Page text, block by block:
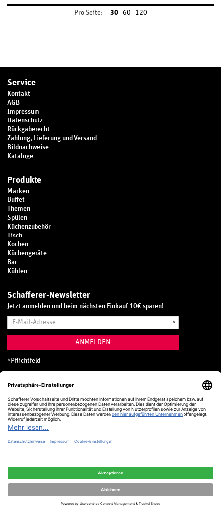
Pro Seite: 30 60 120
Service
Kontakt
AGB
Impressum
Datenschutz
Rückgaberecht
Zahlung, Lieferung und Versand
Bildnachweise
Kataloge
Produkte
Marken
Buffet
Themen
Spülen
Küchenzubehör
Tisch
Kochen
Küchengeräte
Bar
Kühlen
Schafferer-Newsletter
Jetzt anmelden und beim nächsten Einkauf 10€ sparen!
Mail-
*
ANMELDEN
* Pflichtfeld
Hotline
0800 20 70 300 (D)
Kostenlos aus dem deutschen Festnetz
24 Stunden / 365 Tage im Jahr
Alle Preise inkl. MwSt.
© Schafferer & Co. KG, 2025